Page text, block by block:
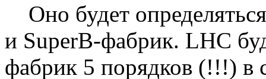
Оно будет
и SuperB-фабрик. LHC
фабрик 5 порядков (!!!) в